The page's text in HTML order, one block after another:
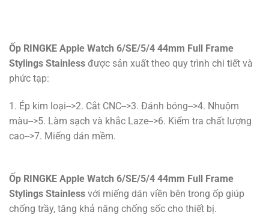
Ốp RINGKE Apple Watch 6/SE/5/4 44mm Full Frame
Stylings Stainless được sản xuất theo quy trình chi tiết và
phức tạp:
1. Ép kim loại-->2. Cắt CNC-->3. Đánh bóng-->4. Nhuộm
màu-->5. Làm sạch và khắc Laze-->6. Kiểm tra chất lượng
cao-->7. Miếng dán mềm.
Ốp RINGKE Apple Watch 6/SE/5/4 44mm Full Frame
Stylings Stainless với miếng dán viền bên trong ốp giúp
chống trầy, tăng khả năng chống sốc cho thiết bị.